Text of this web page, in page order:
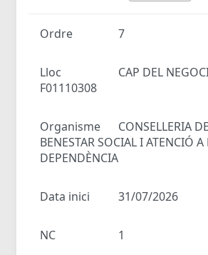
Ordre 7
Lloc
CAP DEL
F01110308
Organisme
CONSELLERIA
BENESTAR SOCIAL I ATENCIÓ A
DEPENDÈNCIA
Data inici 31/07/2026
NC 1